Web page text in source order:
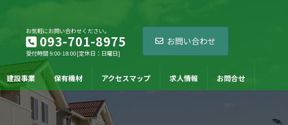
お気軽にお問い合わせください。
093-701-8975
受付時間 9:00-18:00 [定休日：日曜日]
お問い合わせ
建設事業 保有機材 アクセスマップ 求人情報 お問合せ